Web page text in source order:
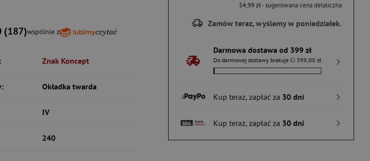
54,99 zł- sugerowana cena detaliczna
Zamów teraz, wyślemy w poniedziałek.
Darmowa dostawa od 399 zł
Do darmowej dostawy brakuje Ci 399,00 zł
Kup teraz, zapłać za 30 dni
Kup teraz, zapłać za 30 dni
(187)wspólnie z
Znak Koncept
Okładka twarda
IV
240